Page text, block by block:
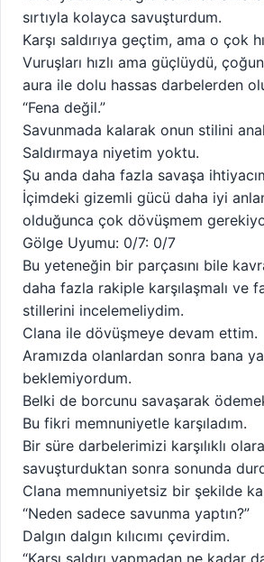
sırtıyla kolayca savuşturdum.
Karşı saldırıya geçtim, ama o çok
Vuruşları hızlı ama güçlüydü,
aura ile dolu hassas darbelerden
“Fena değil.”
Savunmada kalarak onun stilini
Saldırmaya niyetim yoktu.
Şu anda daha fazla savaşa
İçimdeki gizemli gücü daha iyi
olduğunca çok dövüşmem
Gölge Uyumu: 0/7: 0/7
Bu yeteneğin bir parçasını bile
daha fazla rakiple karşılaşmalı ve
stillerini incelemeliydim.
Clana ile dövüşmeye devam ettim.
Aramızda olanlardan sonra bana
beklemiyordum.
Belki de borcunu savaşarak
Bu fikri memnuniyetle karşıladım.
Bir süre darbelerimizi karşılıklı
savuşturduktan sonra sonunda
Clana memnuniyetsiz bir şekilde
“Neden sadece savunma yaptın?”
Dalgın dalgın kılıcımı çevirdim.
“Karşı saldırı yapmadan ne kadar